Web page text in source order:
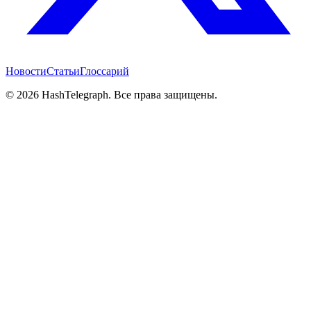
НовостиСтатьиГлоссарий
© 2026 HashTelegraph. Все права защищены.